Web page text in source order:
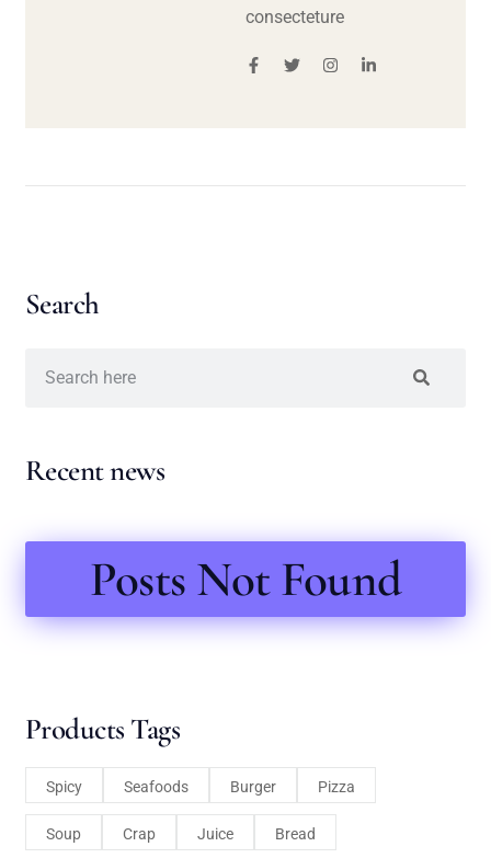
consecteture
Search
Recent news
Posts Not Found
Products Tags
Spicy Seafoods Burger Pizza
Soup Crap Juice Bread